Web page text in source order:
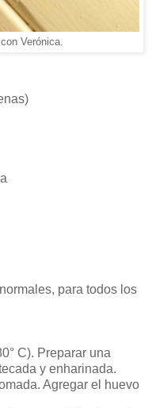
Verónica.
para todos los
C). Preparar una
y enharinada.
Agregar el huevo